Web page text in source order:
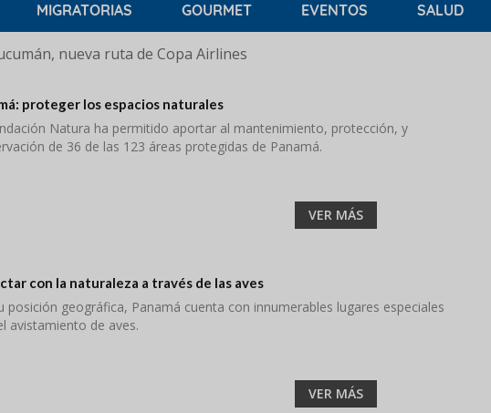
MIGRATORIAS GOURMET EVENTOS SALUD
nueva ruta de Copa Airlines
proteger los espacios naturales
Natura ha permitido aportar al mantenimiento, protección, y
de 36 de las 123 áreas protegidas de Panamá.
VER MÁS
con la naturaleza a través de las aves
posición geográfica, Panamá cuenta con innumerables lugares especiales
avistamiento de aves.
VER MÁS